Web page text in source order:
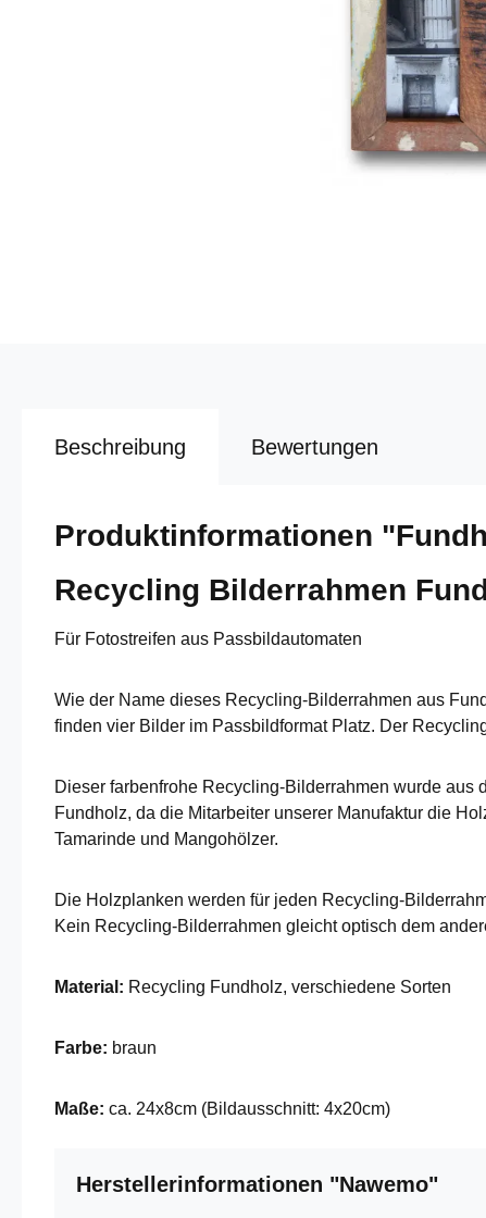
Beschreibung Bewertungen
Produktinformationen
Recycling Bilderrahmen
Für Fotostreifen aus Passbildautomaten
Wie der Name dieses Recycling-Bilderrahmen aus
finden vier Bilder im Passbildformat Platz. Der
Dieser farbenfrohe Recycling-Bilderrahmen wurde
Fundholz, da die Mitarbeiter unserer Manufaktur die
Tamarinde und Mangohölzer.
Die Holzplanken werden für jeden Recycling-
Kein Recycling-Bilderrahmen gleicht optisch dem
Material: Recycling Fundholz, verschiedene Sorten
Farbe: braun
Maße: ca. 24x8cm (Bildausschnitt: 4x20cm)
Herstellerinformationen "Nawemo"